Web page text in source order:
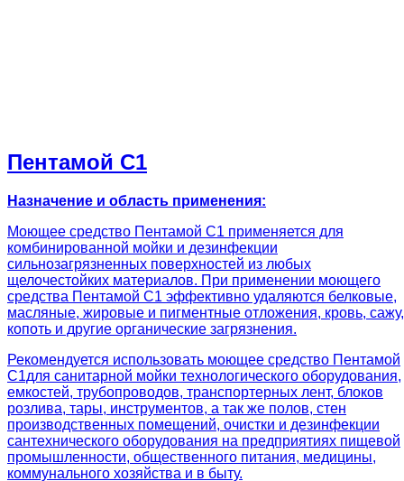
Пентамой С1
Назначение и область применения:
Моющее средство Пентамой С1 применяется для
комбинированной мойки и дезинфекции
сильнозагрязненных поверхностей из любых
щелочестойких материалов. При применении моющего
средства Пентамой С1 эффективно удаляются белковые,
масляные, жировые и пигментные отложения, кровь, сажу,
копоть и другие органические загрязнения.
Рекомендуется использовать моющее средство Пентамой
С1для санитарной мойки технологического оборудования,
емкостей, трубопроводов, транспортерных лент, блоков
розлива, тары, инструментов, а так же полов, стен
производственных помещений, очистки и дезинфекции
сантехнического оборудования на предприятиях пищевой
промышленности, общественного питания, медицины,
коммунального хозяйства и в быту.